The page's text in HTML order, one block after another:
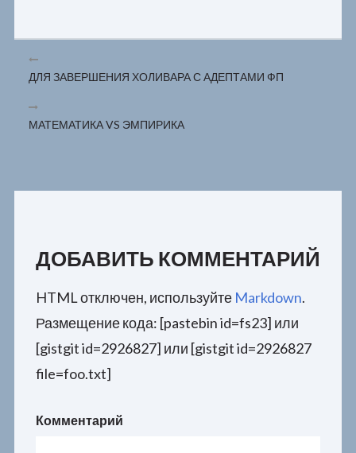
ДЛЯ ЗАВЕРШЕНИЯ ХОЛИВАРА С АДЕПТАМИ ФП
МАТЕМАТИКА VS ЭМПИРИКА
ДОБАВИТЬ КОММЕНТАРИЙ
HTML отключен, используйте Markdown.
Размещение кода: [pastebin id=fs23] или
[gistgit id=2926827] или [gistgit id=2926827
file=foo.txt]
Комментарий